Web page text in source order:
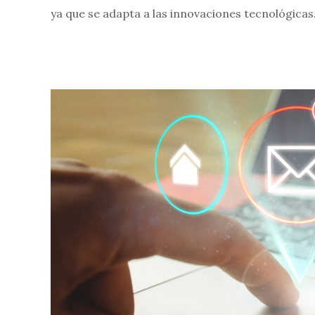
ya que se adapta a las innovaciones